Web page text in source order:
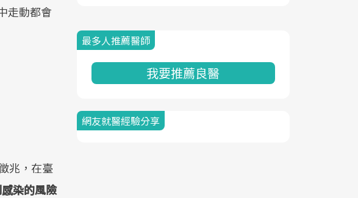
走動都會
兆，在臺
染的風險
最多人推薦醫師
我要推薦良醫
網友就醫經驗分享